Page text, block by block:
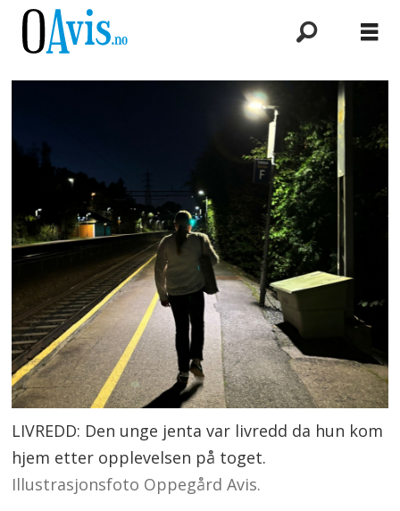
LIVREDD: Den unge jenta var livredd da hun kom
hjem etter opplevelsen på toget.
Illustrasjonsfoto Oppegård Avis.